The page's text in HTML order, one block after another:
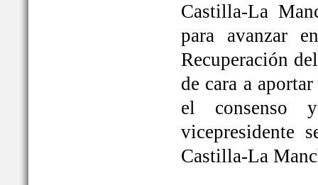
Castilla-La
para avanzar
Recuperación
de cara a
el consenso
vicepresidente
Castilla-La